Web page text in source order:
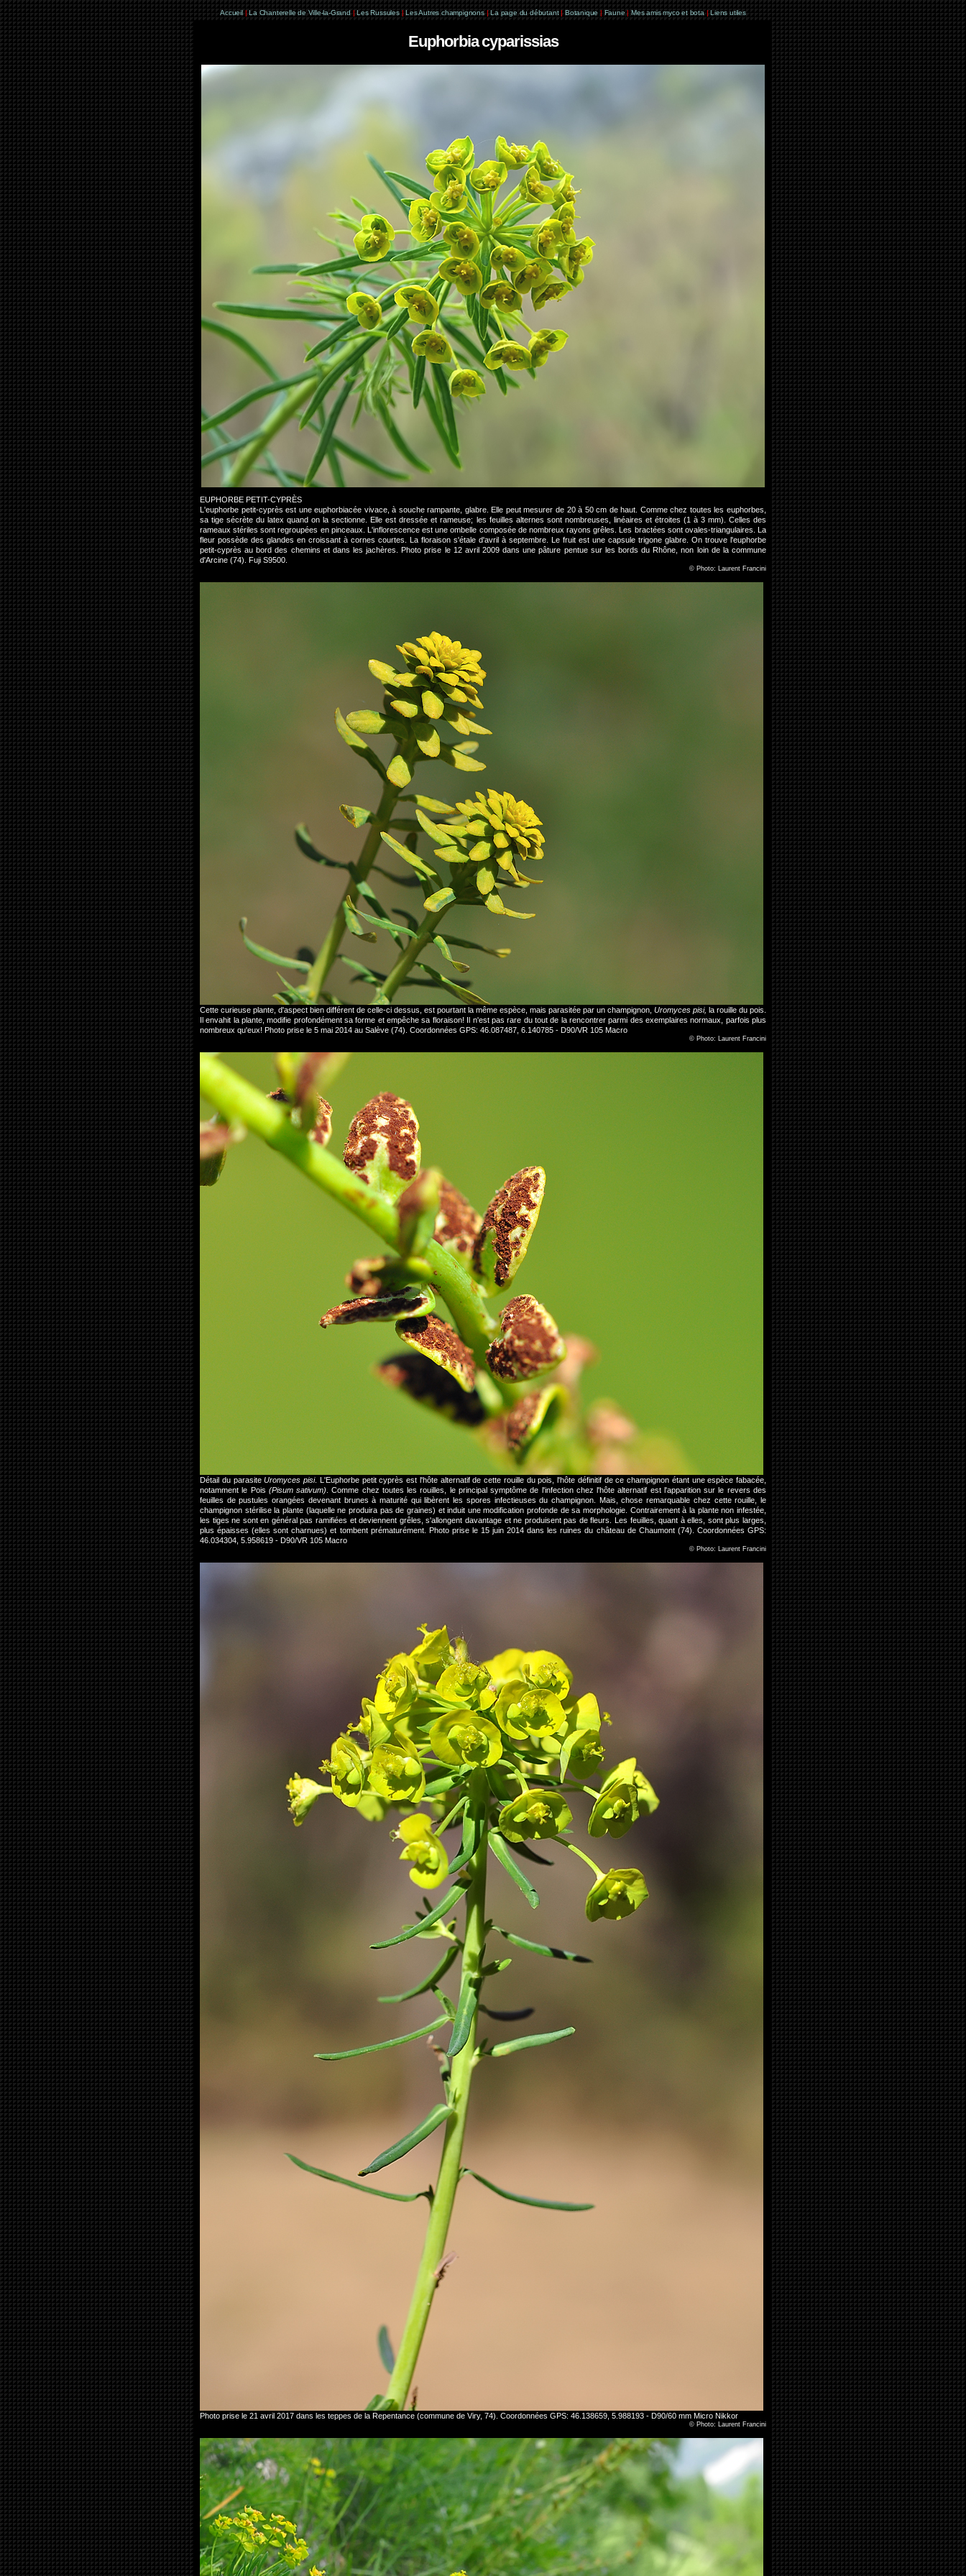
Accueil | La Chanterelle de Ville-la-Grand | Les Russules | Les Autres champignons | La page du débutant | Botanique | Faune | Mes amis myco et bota | Liens utiles
Euphorbia cyparissias
EUPHORBE PETIT-CYPRÈS
L'euphorbe petit-cyprès est une euphorbiacée vivace, à souche rampante, glabre. Elle peut mesurer de 20 à 50 cm de haut. Comme chez toutes les euphorbes,
sa tige sécrète du latex quand on la sectionne. Elle est dressée et rameuse; les feuilles alternes sont nombreuses, linéaires et étroites (1 à 3 mm). Celles des
rameaux stériles sont regroupées en pinceaux. L'inflorescence est une ombelle composée de nombreux rayons grêles. Les bractées sont ovales-triangulaires. La
fleur possède des glandes en croissant à cornes courtes. La floraison s'étale d'avril à septembre. Le fruit est une capsule trigone glabre. On trouve l'euphorbe
petit-cyprès au bord des chemins et dans les jachères. Photo prise le 12 avril 2009 dans une pâture pentue sur les bords du Rhône, non loin de la commune
d'Arcine (74). Fuji S9500.
© Photo: Laurent Francini
Cette curieuse plante, d'aspect bien différent de celle-ci dessus, est pourtant la même espèce, mais parasitée par un champignon, Uromyces pisi, la rouille du pois.
Il envahit la plante, modifie profondément sa forme et empêche sa floraison! Il n'est pas rare du tout de la rencontrer parmi des exemplaires normaux, parfois plus
nombreux qu'eux! Photo prise le 5 mai 2014 au Salève (74). Coordonnées GPS: 46.087487, 6.140785 - D90/VR 105 Macro
© Photo: Laurent Francini
Détail du parasiteUromyces pisi. L'Euphorbe petit cyprès est l'hôte alternatif de cette rouille du pois, l'hôte définitif de ce champignon étant une espèce fabacée,
notamment le Pois (Pisum sativum) . Comme chez toutes les rouilles, le principal symptôme de l'infection chez l'hôte alternatif est l'apparition sur le revers des
feuilles de pustules orangées devenant brunes à maturité qui libèrent les spores infectieuses du champignon. Mais, chose remarquable chez cette rouille, le
champignon stérilise la plante (laquelle ne produira pas de graines) et induit une modification profonde de sa morphologie. Contrairement à la plante non infestée,
les tiges ne sont en général pas ramifiées et deviennent grêles, s'allongent davantage et ne produisent pas de fleurs. Les feuilles, quant à elles, sont plus larges,
plus épaisses (elles sont charnues) et tombent prématurément. Photo prise le 15 juin 2014 dans les ruines du château de Chaumont (74). Coordonnées GPS:
46.034304, 5.958619 - D90/VR 105 Macro
© Photo: Laurent Francini
Photo prise le 21 avril 2017 dans les teppes de la Repentance (commune de Viry, 74). Coordonnées GPS: 46.138659, 5.988193 - D90/60 mm Micro Nikkor
© Photo: Laurent Francini